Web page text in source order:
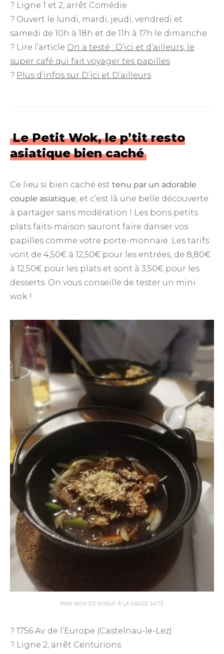
? Ligne 1 et 2, arrêt Comédie
? Ouvert le lundi, mardi, jeudi, vendredi et
samedi de 10h à 18h et de 11h à 17h le dimanche
? Lire l’article On a testé : D’ici et d’ailleurs, le
super café qui fait voyager tes papilles
? Plus d’infos sur D’ici et D’ailleurs
Le Petit Wok, le p’tit resto
asiatique bien caché
Ce lieu si bien caché est tenu par un adorable
couple asiatique, et c’est là une belle découverte
à partager sans modération ! Les bons petits
plats faits-maison sauront faire danser vos
papilles comme votre porte-monnaie. Les tarifs
vont de 4,50€ à 12,50€ pour les entrées, de 8,80€
à 12,50€ pour les plats et sont à 3,50€ pour les
desserts. On vous conseille de tester un mini
wok !
MINI WOK DE BOEUF À LA SAUCE SATÉ
? 1756 Av. de l’Europe (Castelnau-le-Lez)
? Ligne 2, arrêt Centurions